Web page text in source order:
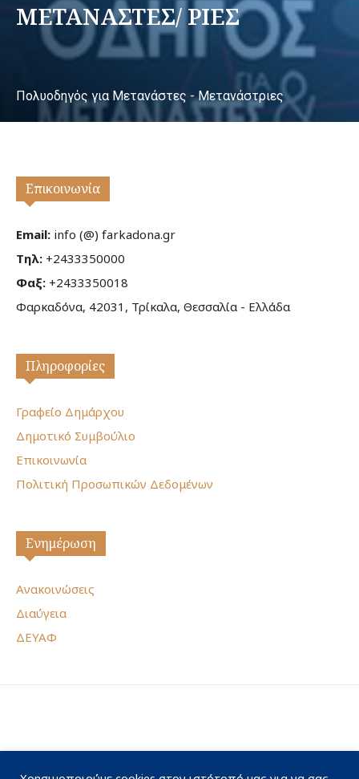
ΜΕΤΑΝΑΣΤΕΣ/ ΡΙΕΣ
Πολυοδηγός για Μετανάστες - Μετανάστριες
Επικοινωνία
Email: info (@) farkadona.gr
Τηλ: +2433350000
Φαξ: +2433350018
Φαρκαδόνα, 42031, Τρίκαλα, Θεσσαλία - Ελλάδα
Πληροφορίες
Γραφείο Δημάρχου
Δημοτικό Συμβούλιο
Επικοινωνία
Πολιτική Προσωπικών Δεδομένων
Ενημέρωση
Ανακοινώσεις
Διαύγεια
ΔΕΥΑΦ